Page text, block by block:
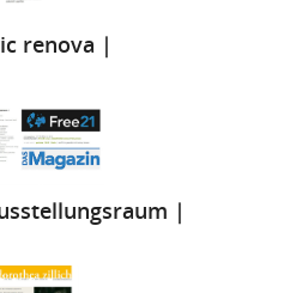
renova |
|